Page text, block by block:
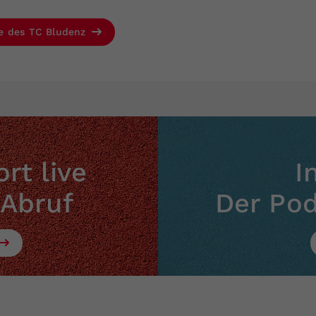
des TC Bludenz
live
Der